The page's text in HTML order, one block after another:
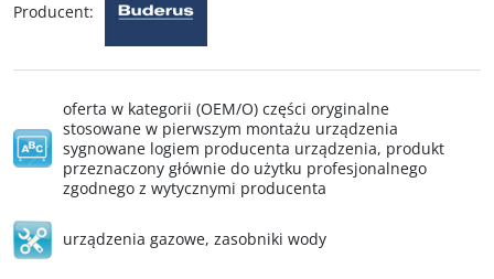
Producent:
oferta w kategorii (OEM/O) części oryginalne
stosowane w pierwszym montażu urządzenia
sygnowane logiem producenta urządzenia, produkt
przeznaczony głównie do użytku profesjonalnego
zgodnego z wytycznymi producenta
urządzenia gazowe, zasobniki wody